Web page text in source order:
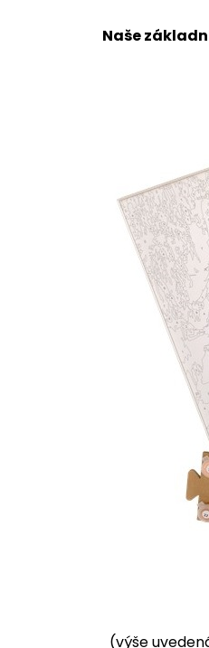
Naše
(výše